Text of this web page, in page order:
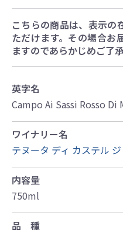
こちらの商品は、表示の
ただけます。その場合お
ますのであらかじめご了
英字名
Campo Ai Sassi Rosso
ワイナリー名
テヌータ ディ カステル
内容量
750ml
品 種